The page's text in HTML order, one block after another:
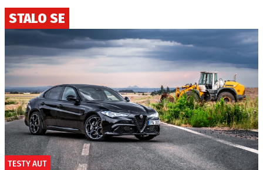
STALO SE
TESTY AUT